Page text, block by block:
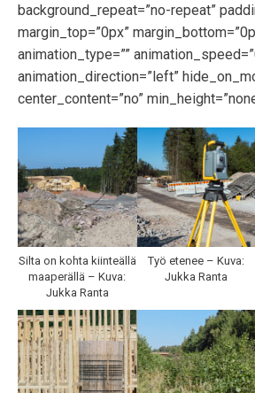
background_repeat=”no-repeat”
margin_top=”0px”
animation_type=””
animation_direction=”left”
center_content=”no”
Silta on kohta kiinteällä
maaperällä – Kuva:
Jukka Ranta
Työ etenee – Kuva:
Jukka Ranta